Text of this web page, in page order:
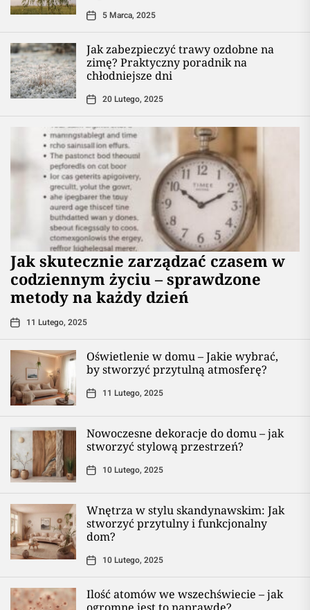
5 Marca, 2025
Jak zabezpieczyć trawy ozdobne na
zimę? Praktyczny poradnik na
chłodniejsze dni
20 Lutego, 2025
Jak skutecznie zarządzać czasem w
codziennym życiu – sprawdzone
metody na każdy dzień
11 Lutego, 2025
Oświetlenie w domu – Jakie wybrać,
by stworzyć przytulną atmosferę?
11 Lutego, 2025
Nowoczesne dekoracje do domu – jak
stworzyć stylową przestrzeń?
10 Lutego, 2025
Wnętrza w stylu skandynawskim: Jak
stworzyć przytulny i funkcjonalny
dom?
10 Lutego, 2025
Ilość atomów we wszechświecie – jak